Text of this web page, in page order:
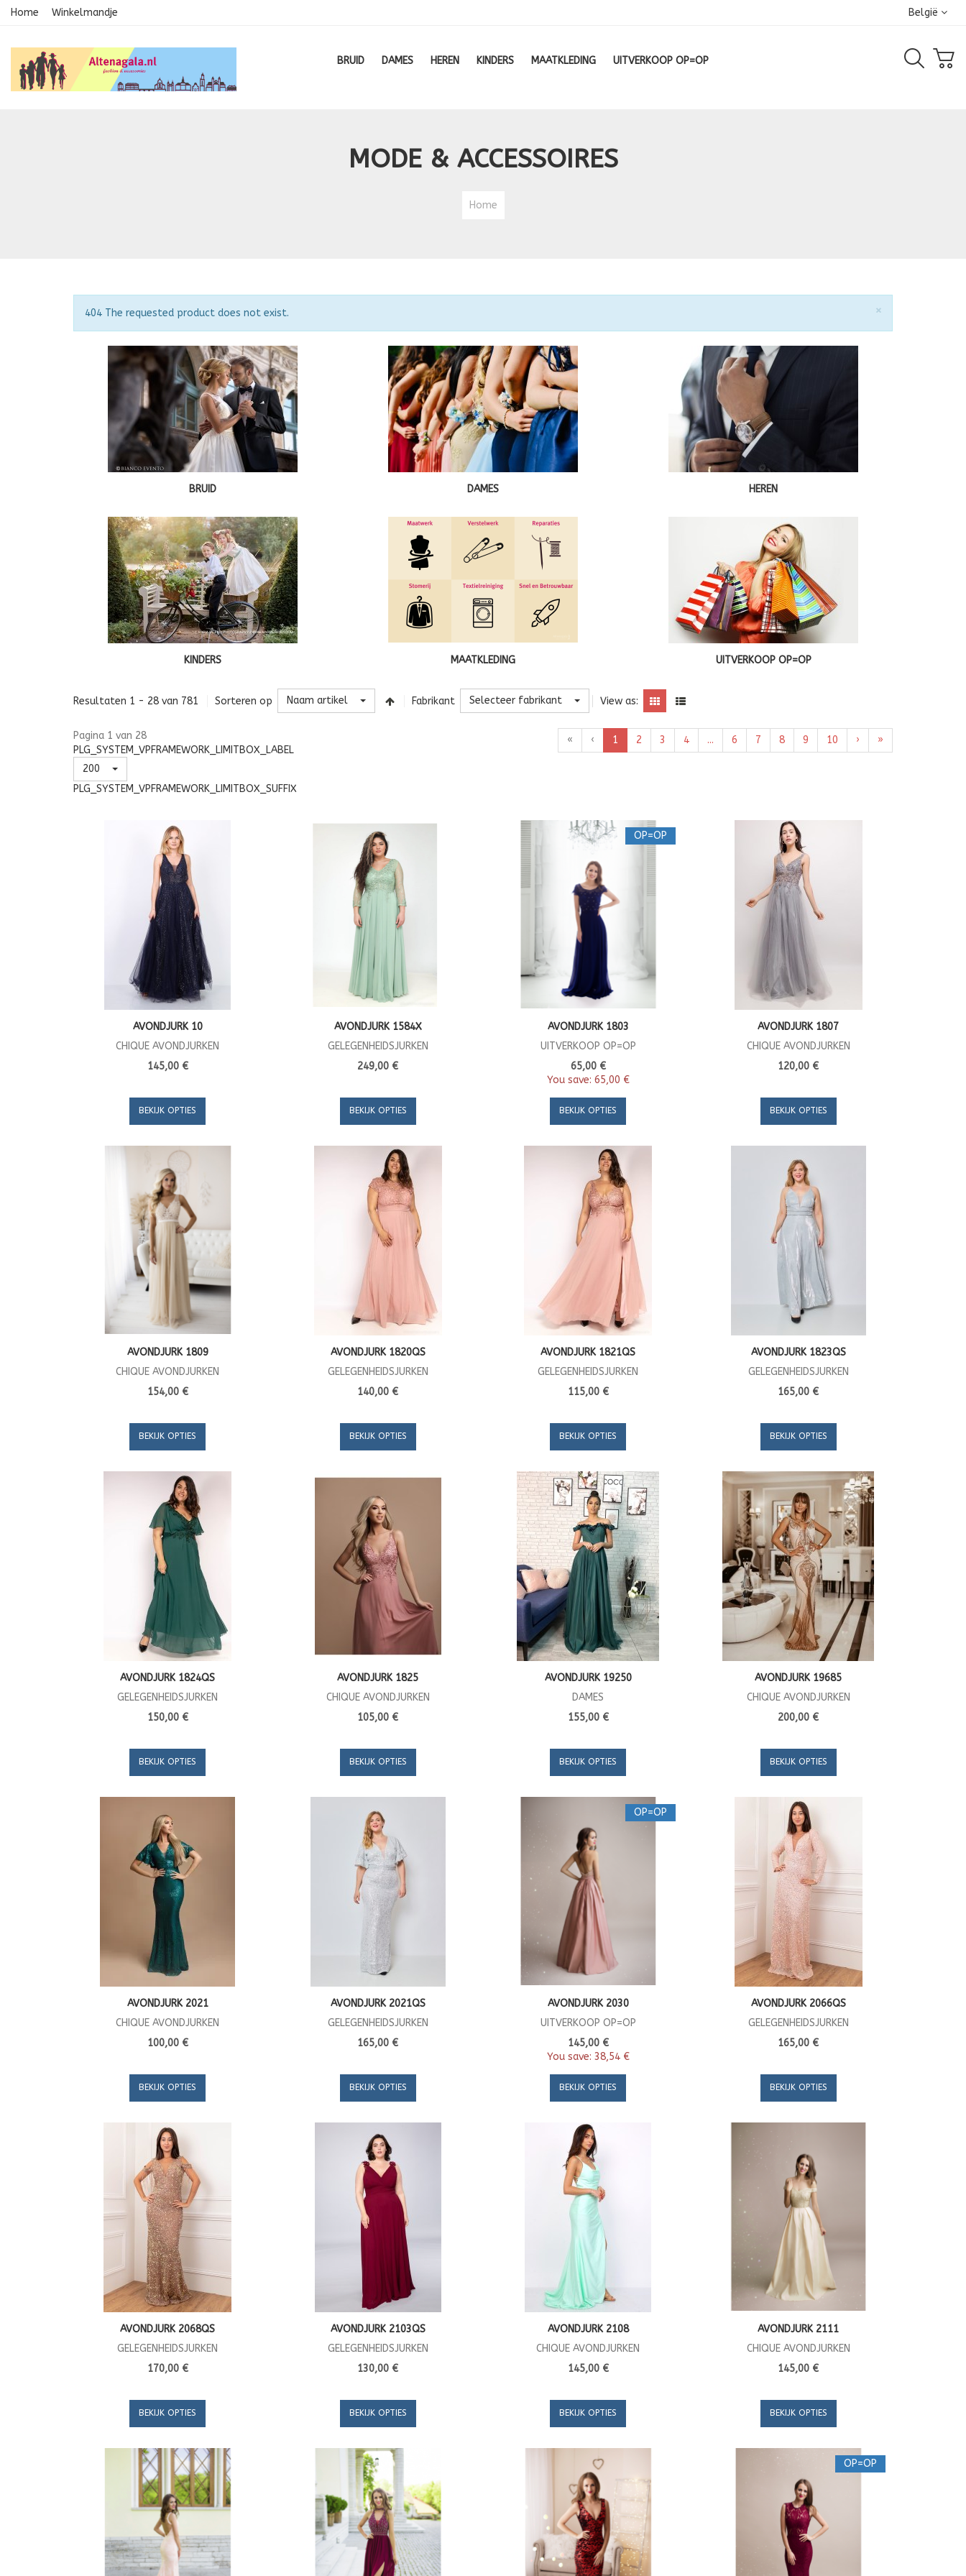
Home Winkelmandje België
BRUID DAMES HEREN KINDERS MAATKLEDING UITVERKOOP OP=OP
MODE & ACCESSOIRES
Home
×
Opmerking
404 The requested product does not exist.
BRUID DAMES HEREN
KINDERS MAATKLEDING UITVERKOOP OP=OP
Resultaten 1 - 28 van 781 Sorteren op Naam artikel Fabrikant Selecteer fabrikant View as:
Pagina 1 van 28
PLG_SYSTEM_VPFRAMEWORK_LIMITBOX_LABEL
200
PLG_SYSTEM_VPFRAMEWORK_LIMITBOX_SUFFIX
« ‹ 1 2 3 4 ... 6 7 8 9 10 › »
AVONDJURK 10
CHIQUE AVONDJURKEN
145,00 €
BEKIJK OPTIES
AVONDJURK 1584X
GELEGENHEIDSJURKEN
249,00 €
BEKIJK OPTIES
OP=OP
AVONDJURK 1803
UITVERKOOP OP=OP
65,00 €
You save: 65,00 €
BEKIJK OPTIES
AVONDJURK 1807
CHIQUE AVONDJURKEN
120,00 €
BEKIJK OPTIES
AVONDJURK 1809
CHIQUE AVONDJURKEN
154,00 €
BEKIJK OPTIES
AVONDJURK 1820QS
GELEGENHEIDSJURKEN
140,00 €
BEKIJK OPTIES
AVONDJURK 1821QS
GELEGENHEIDSJURKEN
115,00 €
BEKIJK OPTIES
AVONDJURK 1823QS
GELEGENHEIDSJURKEN
165,00 €
BEKIJK OPTIES
AVONDJURK 1824QS
GELEGENHEIDSJURKEN
150,00 €
BEKIJK OPTIES
AVONDJURK 1825
CHIQUE AVONDJURKEN
105,00 €
BEKIJK OPTIES
AVONDJURK 19250
DAMES
155,00 €
BEKIJK OPTIES
AVONDJURK 19685
CHIQUE AVONDJURKEN
200,00 €
BEKIJK OPTIES
AVONDJURK 2021
CHIQUE AVONDJURKEN
100,00 €
BEKIJK OPTIES
AVONDJURK 2021QS
GELEGENHEIDSJURKEN
165,00 €
BEKIJK OPTIES
OP=OP
AVONDJURK 2030
UITVERKOOP OP=OP
145,00 €
You save: 38,54 €
BEKIJK OPTIES
AVONDJURK 2066QS
GELEGENHEIDSJURKEN
165,00 €
BEKIJK OPTIES
AVONDJURK 2068QS
GELEGENHEIDSJURKEN
170,00 €
BEKIJK OPTIES
AVONDJURK 2103QS
GELEGENHEIDSJURKEN
130,00 €
BEKIJK OPTIES
AVONDJURK 2108
CHIQUE AVONDJURKEN
145,00 €
BEKIJK OPTIES
AVONDJURK 2111
CHIQUE AVONDJURKEN
145,00 €
BEKIJK OPTIES
OP=OP